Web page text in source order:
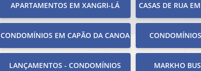
APARTAMENTOS EM XANGRI-LÁ CASAS DE RUA
CONDOMÍNIOS EM CAPÃO DA CANOA
LANÇAMENTOS - CONDOMÍNIOS MARKHO